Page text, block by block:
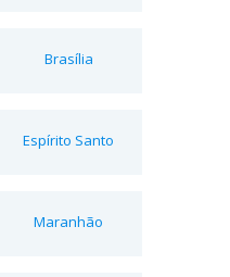
Brasília
Espírito Santo
Maranhão